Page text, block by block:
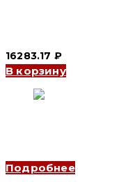
16283.17 ₽
В корзину
Подробнее